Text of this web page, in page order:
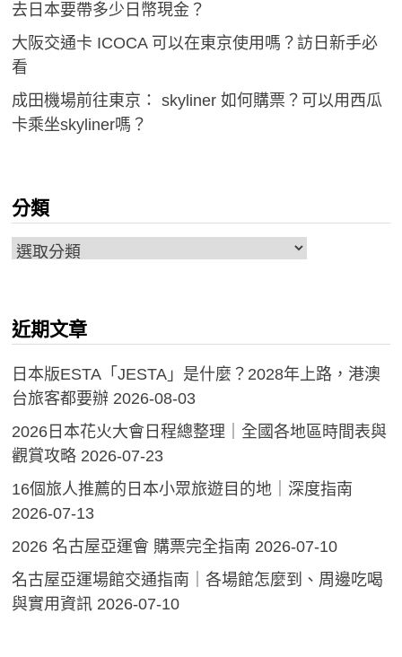
去日本要帶多少日幣現金？
大阪交通卡 ICOCA 可以在東京使用嗎？訪日新手必
看
成田機場前往東京： skyliner 如何購票？可以用西瓜
卡乘坐skyliner嗎？
分類
分
近期文章
日本版ESTA「JESTA」是什麼？2028年上路，港澳
台旅客都要辦 2026-08-03
2026日本花火大會日程總整理｜全國各地區時間表與
觀賞攻略 2026-07-23
16個旅人推薦的日本小眾旅遊目的地｜深度指南
2026-07-13
2026 名古屋亞運會 購票完全指南 2026-07-10
名古屋亞運場館交通指南｜各場館怎麼到、周邊吃喝
與實用資訊 2026-07-10